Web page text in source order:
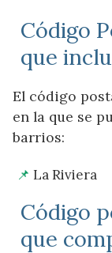
Código
que
El código
en la que se
barrios:
La Riviera
Código
que